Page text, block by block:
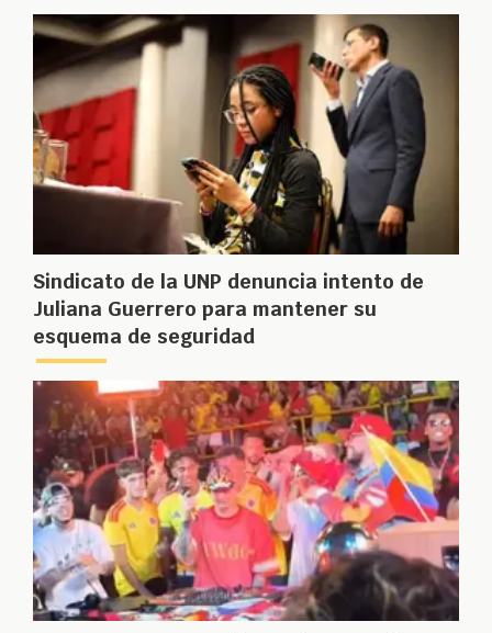
Sindicato de la UNP denuncia intento de
Juliana Guerrero para mantener su
esquema de seguridad